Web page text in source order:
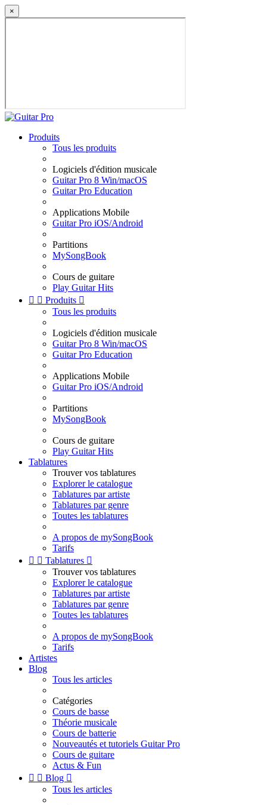
×
Produits
Tous les produits
Logiciels d'édition musicale
Guitar Pro 8 Win/macOS
Guitar Pro Education
Applications Mobile
Guitar Pro iOS/Android
Partitions
MySongBook
Cours de guitare
Play Guitar Hits
  Produits 
Tous les produits
Logiciels d'édition musicale
Guitar Pro 8 Win/macOS
Guitar Pro Education
Applications Mobile
Guitar Pro iOS/Android
Partitions
MySongBook
Cours de guitare
Play Guitar Hits
Tablatures
Trouver vos tablatures
Explorer le catalogue
Tablatures par artiste
Tablatures par genre
Toutes les tablatures
A propos de mySongBook
Tarifs
  Tablatures 
Trouver vos tablatures
Explorer le catalogue
Tablatures par artiste
Tablatures par genre
Toutes les tablatures
A propos de mySongBook
Tarifs
Artistes
Blog
Tous les articles
Catégories
Cours de basse
Théorie musicale
Cours de batterie
Nouveautés et tutoriels Guitar Pro
Cours de guitare
Actus & Fun
  Blog 
Tous les articles